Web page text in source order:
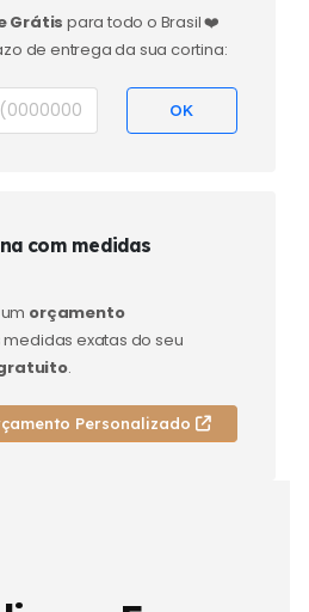
Grátis para todo o Brasil ❤️
de entrega da sua cortina:
com medidas
orçamento
exatas do seu
.
Personalizado